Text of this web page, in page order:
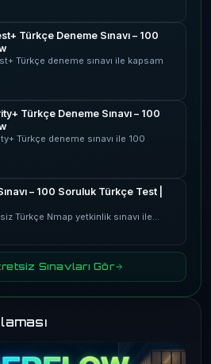
Türkçe Deneme Sınavı – 100
Türkçe deneme sınavı ile kapsam
Türkçe Deneme Sınavı – 100
Türkçe deneme sınavı ile 100
– 100 Soruluk Türkçe Test |
Türkçe Nmap yetkinlik sınavı ile…
Sınavları Gör